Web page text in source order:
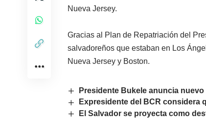
Nueva Jersey.
Gracias al Plan de Repatriación del
salvadoreños que estaban en Los
Nueva Jersey y Boston.
Presidente Bukele anuncia
Expresidente del BCR considera
El Salvador se proyecta como